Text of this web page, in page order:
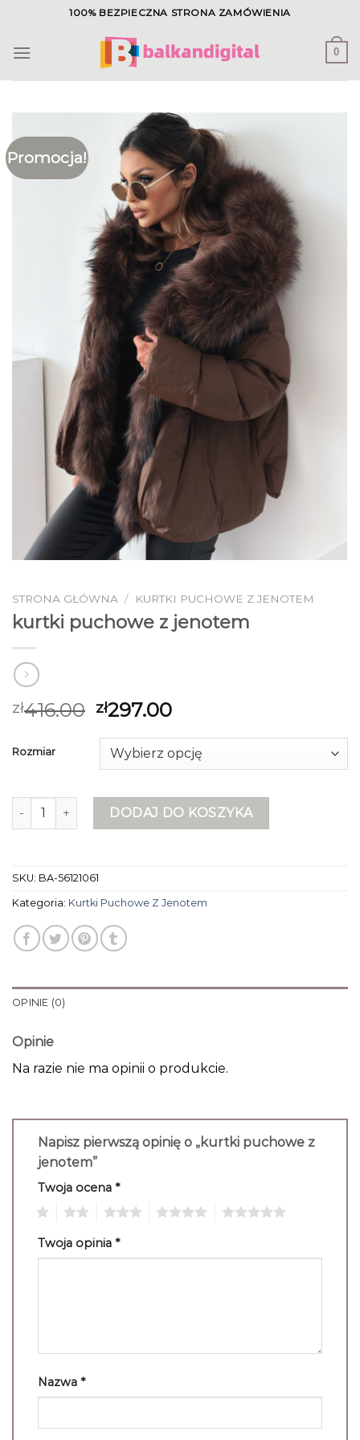
content
100% BEZPIECZNA STRONA ZAMÓWIENIA
0
Promocja!
STRONA GŁÓWNA / KURTKI PUCHOWE Z JENOTEM
kurtki puchowe z jenotem
zł416.00 zł297.00
Rozmiar
ilość kurtki puchowe z jenotem
DODAJ DO KOSZYKA
SKU: BA-56121061
Kategoria: Kurtki Puchowe Z Jenotem
OPINIE (0)
Opinie
Na razie nie ma opinii o produkcie.
Napisz pierwszą opinię o „kurtki puchowe z
jenotem”
Twoja ocena *
Twoja opinia *
Nazwa *